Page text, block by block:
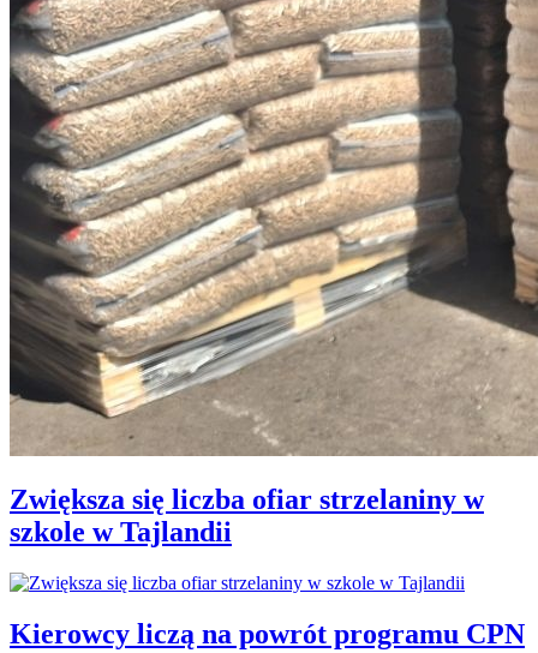
Zwiększa się liczba ofiar strzelaniny w
szkole w Tajlandii
Kierowcy liczą na powrót programu CPN